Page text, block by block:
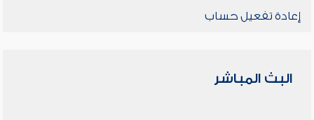
إعادة تفعيل حساب
البث المباشر